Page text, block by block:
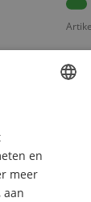
- Retoure
incl.
U
en
meer
aan